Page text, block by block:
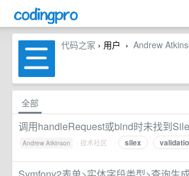
代码之家 › 用户 › Andrew
全部
调用handleRequest或bind时未找到
Andrew Atkinson · 技术社区 · silex